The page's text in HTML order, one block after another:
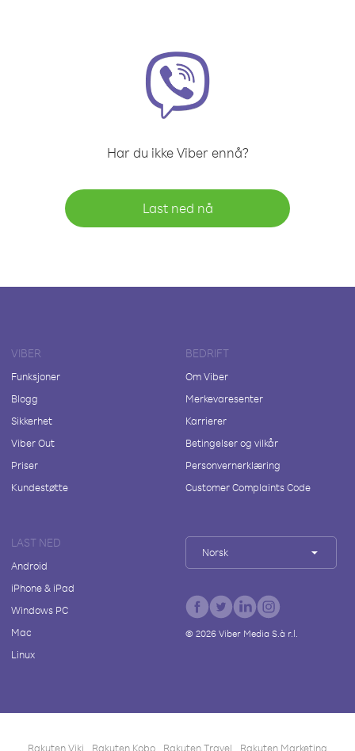
Har du ikke Viber ennå?
Last ned nå
VIBER
Funksjoner
Blogg
Sikkerhet
Viber Out
Priser
Kundestøtte
BEDRIFT
Om Viber
Merkevaresenter
Karrierer
Betingelser og vilkår
Personvernerklæring
Customer Complaints Code
LAST NED
Android
iPhone & iPad
Windows PC
Mac
Linux
Norsk
© 2026Viber Media S.à r.l.
Rakuten Viki Rakuten Kobo Rakuten Travel Rakuten Marketing